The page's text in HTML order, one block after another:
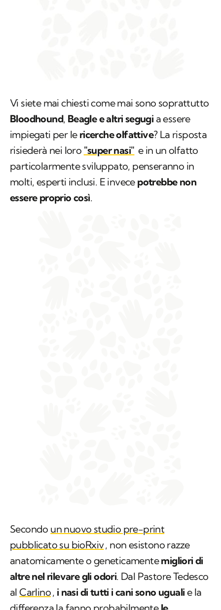
Vi siete mai chiesti come mai sono soprattutto
Bloodhound, Beagle e altri segugi a essere
impiegati per le ricerche olfattive? La risposta
risiederà nei loro "super nasi" e in un olfatto
particolarmente sviluppato, penseranno in
molti, esperti inclusi. E invece potrebbe non
essere proprio così.
Secondo un nuovo studio pre-print
pubblicato su bioRxiv, non esistono razze
anatomicamente o geneticamentemigliori di
altre nel rilevare gli odori. Dal Pastore Tedesco
alCarlino, i nasi di tutti i cani sono uguali e la